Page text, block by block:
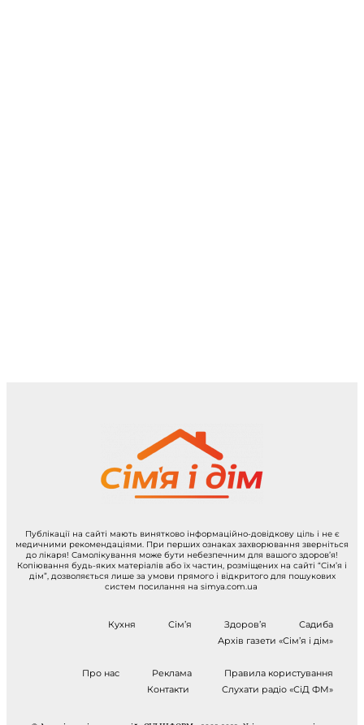
Публікації на сайті мають винятково інформаційно-довідкову ціль і не є
медичними рекомендаціями. При перших ознаках захворювання зверніться
до лікаря! Самолікування може бути небезпечним для вашого здоров’я!
Копіювання будь-яких матеріалів або їх частин, розміщених на сайті “Сім’я і
дім”, дозволяється лише за умови прямого і відкритого для пошукових
систем посилання на simya.com.ua
Кухня Сім’я Здоров’я
Садиба
Архів газети «Сім’я і дім»
Про нас Реклама
Правила користування
Контакти
Слухати радіо «СіД ФМ»